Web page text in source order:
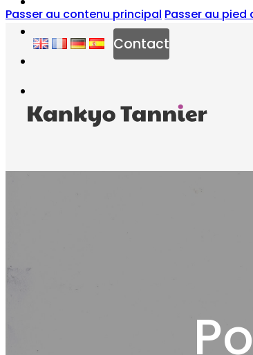
Passer au contenu principal Passer au pied
Contact